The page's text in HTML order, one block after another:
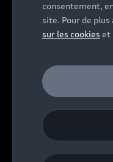
consentement,
site. Pour de
sur les cookies et